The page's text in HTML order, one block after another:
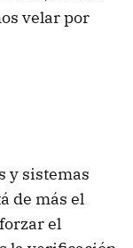
velar por
y sistemas
de más el
el